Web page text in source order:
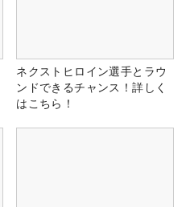
ネクストヒロイン選手とラウ
ンドできるチャンス！詳しく
はこちら！